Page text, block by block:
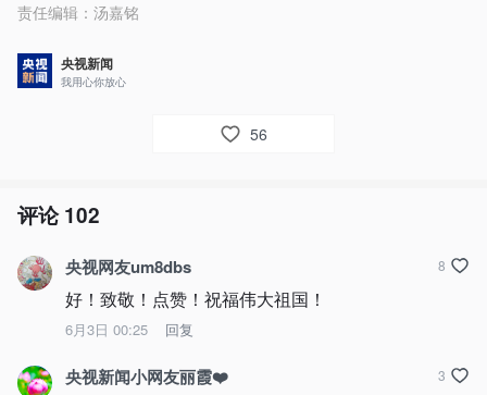
责任编辑： 汤嘉铭
央视新闻
我用心你放心
56
评论102
央视网友um8dbs
好！致敬！点赞！祝福伟大祖国！
6月3日 00:25 回复
8
央视新闻小网友丽霞❤️ 3